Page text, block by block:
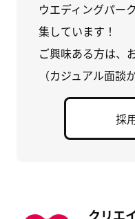
ウエディングパー
集しています！
ご興味ある方は、
（カジュアル面談
採
クリエ